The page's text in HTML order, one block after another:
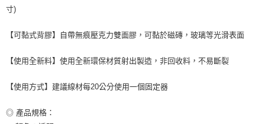
寸)
【可黏式背膠】自帶無痕壓克力雙面膠，可黏於磁磚，玻璃等光滑表面
【使用全新料】使用全新環保材質射出製造，非回收料，不易斷裂
【使用方式】建議線材每20公分使用一個固定器
◎ 產品規格：